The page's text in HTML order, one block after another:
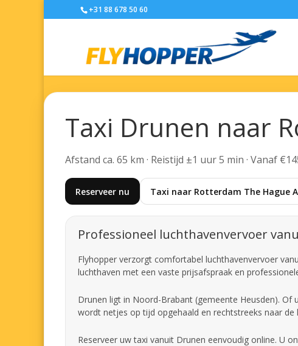
+31 88 678 50 60
Taxi Drunen naar
Afstand ca. 65 km · Reistijd ±1 uur 5 min · Vanaf
Reserveer nu Taxi naar Rotterdam The Hague
Professioneel luchthavenvervoer
Flyhopper verzorgt comfortabel luchthavenvervoer
luchthaven met een vaste prijsafspraak en
Drunen ligt in Noord-Brabant (gemeente Heusden).
wordt netjes op tijd opgehaald en rechtstreeks naar de
Reserveer uw taxi vanuit Drunen eenvoudig online. U